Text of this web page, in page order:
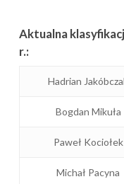
Aktualna
r.:
Hadrian
Bogdan Mikuła
Paweł Kociołek
Michał Pacyna